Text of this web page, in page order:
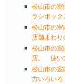
松山市の
ラシボック
松山市の室
店舗まわり
松山市の室
店。 使い
松山市の
方いろい